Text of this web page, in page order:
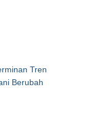
Tren
Berubah